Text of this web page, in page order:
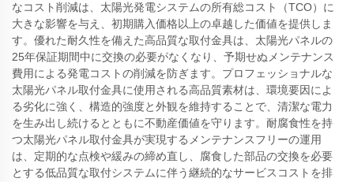
なコスト削減は、太陽光発電システムの所有総コスト（TCO）に
大きな影響を与え、初期購入価格以上の卓越した価値を提供しま
す。優れた耐久性を備えた高品質な取付金具は、太陽光パネルの
25年保証期間中に交換の必要がなくなり、予期せぬメンテナンス
費用による発電コストの削減を防ぎます。プロフェッショナルな
太陽光パネル取付金具に使用される高品質素材は、環境要因によ
る劣化に強く、構造的強度と外観を維持することで、清潔な電力
を生み出し続けるとともに不動産価値を守ります。耐腐食性を持
つ太陽光パネル取付金具が実現するメンテナンスフリーの運用
は、定期的な点検や緩みの締め直し、腐食した部品の交換を必要
とする低品質な取付システムに伴う継続的なサービスコストを排